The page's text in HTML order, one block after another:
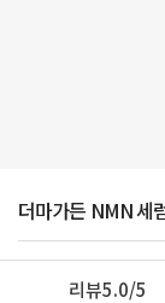
더마가든 NMN 세
리뷰5.0/5